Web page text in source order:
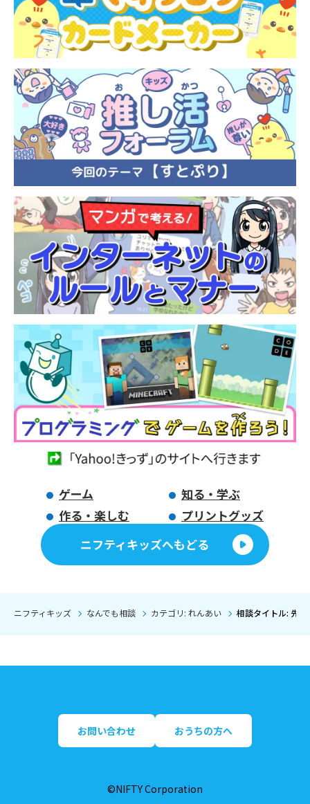
ゲーム
知る・学ぶ
作る・楽しむ
プリントグッズ
ニフティキッズへもどる
ニフティキッズ なんでも相談 カテゴリ: れんあい 相談タイトル: 先
お問い合わせ おうちの方へ
©NIFTY Corporation